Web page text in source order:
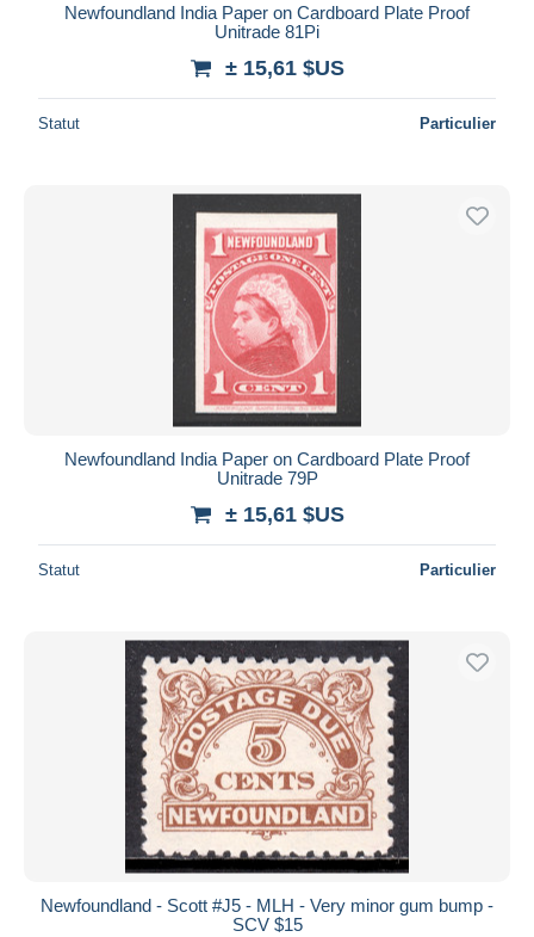
Newfoundland India Paper on Cardboard Plate Proof
Unitrade 81Pi
± 15,61 $US
Statut Particulier
Newfoundland India Paper on Cardboard Plate Proof
Unitrade 79P
± 15,61 $US
Statut Particulier
Newfoundland - Scott #J5 - MLH - Very minor gum bump -
SCV $15